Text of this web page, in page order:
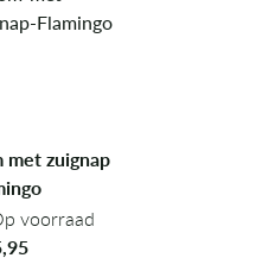
met zuignap
voorraad
voorraad